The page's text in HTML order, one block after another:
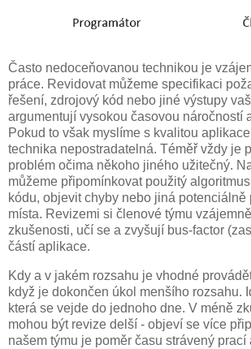
Často nedoceňovanou technikou je
práce. Revidovat můžeme specifikaci
řešení, zdrojový kód nebo jiné výstupy
argumentují vysokou časovou náročností
Pokud to však myslíme s kvalitou
technika nepostradatelná. Téměř vždy je
problém očima někoho jiného užitečný.
můžeme připomínkovat použitý
kódu, objevit chyby nebo jiná potenciálně
místa. Revizemi si členové týmu
zkušenosti, učí se a zvyšují bus-factor
částí aplikace.
Kdy a v jakém rozsahu je vhodné
když je dokončen úkol menšího rozsahu.
která se vejde do jednoho dne. V méně
mohou být revize delší - objeví se více
našem týmu je poměr času strávený